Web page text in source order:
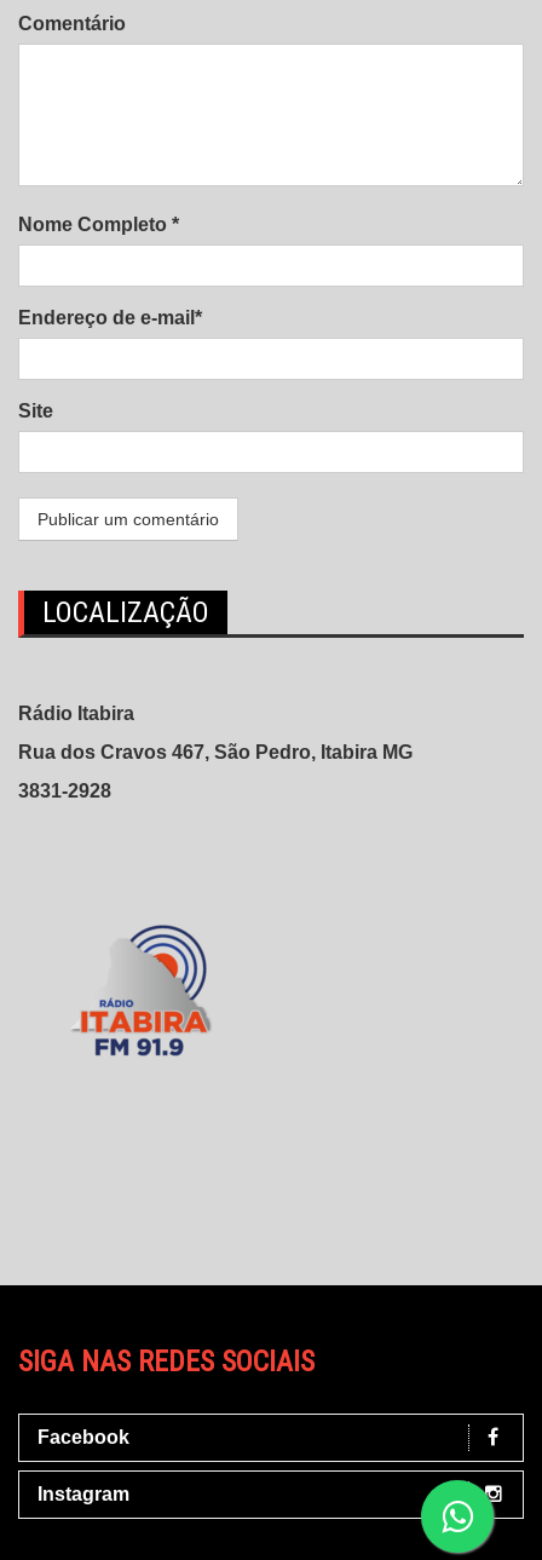
Comentário
Nome Completo *
Endereço de e-mail*
Site
LOCALIZAÇÃO
Rádio Itabira
Rua dos Cravos 467, São Pedro, Itabira MG
3831-2928
SIGA NAS REDES SOCIAIS
Facebook
Instagram